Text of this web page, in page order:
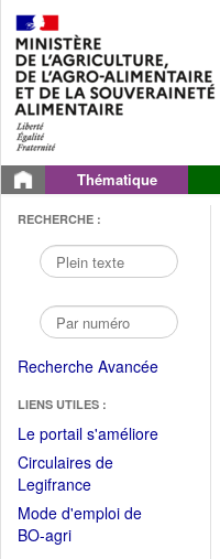
Thématique
RECHERCHE :
Recherche Avancée
LIENS UTILES :
Le portail s'améliore(Fichier
Circulaires de
Legifrance(Ouvrir
dans
une
Mode d'emploi de
BO-agri(Ouvrir